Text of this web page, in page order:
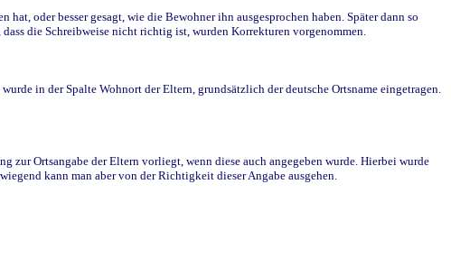
oder besser gesagt, wie die Bewohner ihn ausgesprochen haben. Später dann so
die Schreibweise nicht richtig ist, wurden Korrekturen vorgenommen.
in der Spalte Wohnort der Eltern, grundsätzlich der deutsche Ortsname eingetragen.
zur Ortsangabe der Eltern vorliegt, wenn diese auch angegeben wurde. Hierbei wurde
kann man aber von der Richtigkeit dieser Angabe ausgehen.